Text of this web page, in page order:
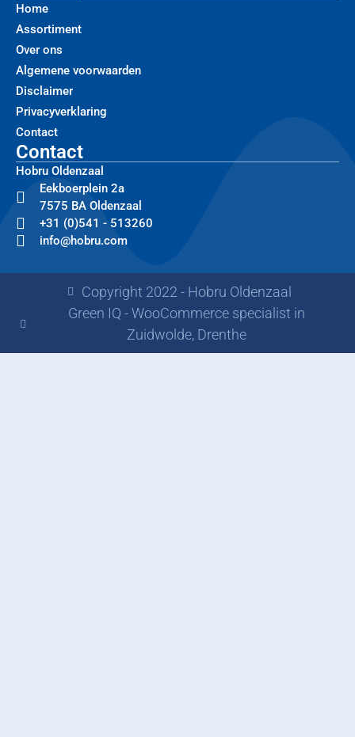
Home
Assortiment
Over ons
Algemene voorwaarden
Disclaimer
Privacyverklaring
Contact
Contact
Hobru Oldenzaal
Eekboerplein 2a
7575 BA Oldenzaal
+31 (0)541 - 513260
info@hobru.com
Copyright 2022 - Hobru Oldenzaal
Green IQ - WooCommerce specialist in
Zuidwolde, Drenthe